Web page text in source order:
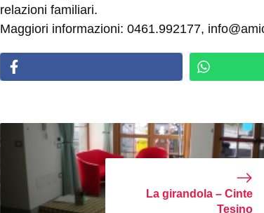
relazioni familiari.
Maggiori informazioni: 0461.992177,
La girandola – Cinte
Tesino